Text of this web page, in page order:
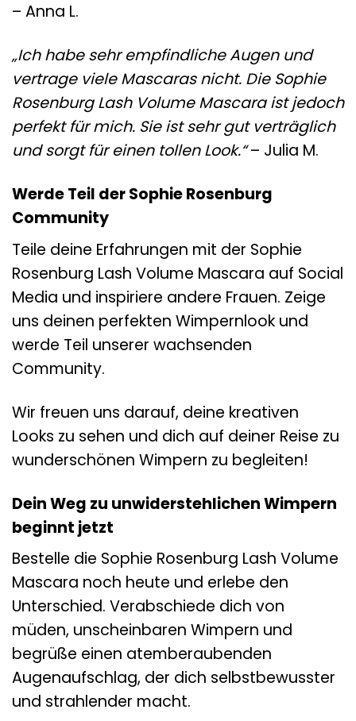
– Anna L.
„Ich habe sehr empfindliche Augen und
vertrage viele Mascaras nicht. Die Sophie
Rosenburg Lash Volume Mascara ist jedoch
perfekt für mich. Sie ist sehr gut verträglich
und sorgt für einen tollen Look.“– Julia M.
Werde Teil der Sophie Rosenburg
Community
Teile deine Erfahrungen mit der Sophie
Rosenburg Lash Volume Mascara auf Social
Media und inspiriere andere Frauen. Zeige
uns deinen perfekten Wimpernlook und
werde Teil unserer wachsenden
Community.
Wir freuen uns darauf, deine kreativen
Looks zu sehen und dich auf deiner Reise zu
wunderschönen Wimpern zu begleiten!
Dein Weg zu unwiderstehlichen Wimpern
beginnt jetzt
Bestelle die Sophie Rosenburg Lash Volume
Mascara noch heute und erlebe den
Unterschied. Verabschiede dich von
müden, unscheinbaren Wimpern und
begrüße einen atemberaubenden
Augenaufschlag, der dich selbstbewusster
und strahlender macht.